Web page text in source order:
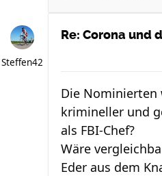
Steffen42
Re: Corona und
Die Nominierten
krimineller und
als FBI-Chef?
Wäre
Eder aus dem